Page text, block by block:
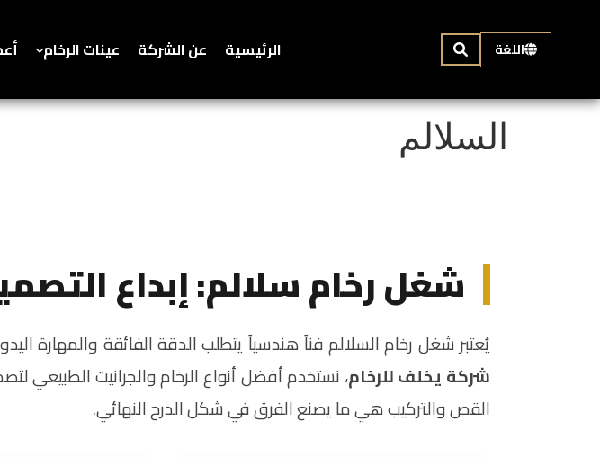
اللغة الرئيسية عن الشركة عينات الرخام
السلالم
شغل رخام سلالم: إبداع
يُعتبر شغل رخام السلالم فناً هندسياً يتطلب الدقة الفائقة والمهارة
شركة يخلف للرخام، نستخدم أفضل أنواع الرخام والجرانيت الطبيعي
القص والتركيب هي ما يصنع الفرق في شكل الدرج النهائي.